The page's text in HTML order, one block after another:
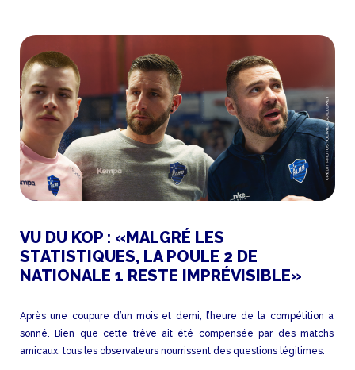
VU DU KOP : «MALGRÉ LES
STATISTIQUES, LA POULE 2 DE
NATIONALE 1 RESTE IMPRÉVISIBLE»
Après une coupure d’un mois et demi, l’heure de la compétition a
sonné. Bien que cette trêve ait été compensée par des matchs
amicaux, tous les observateurs nourrissent des questions légitimes.